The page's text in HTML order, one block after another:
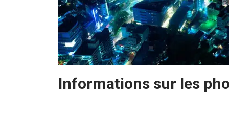
Informations sur les